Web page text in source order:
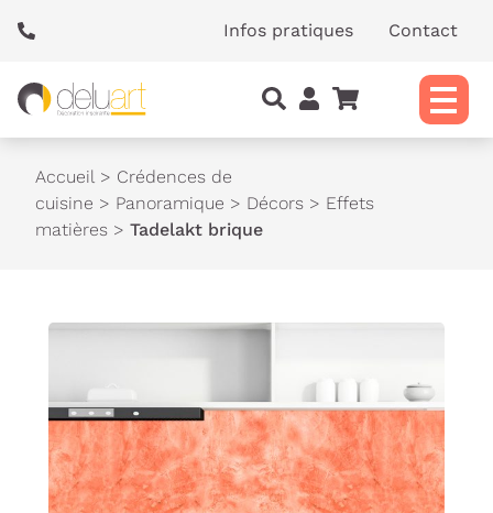
Infos pratiques Contact
Accueil > Crédences de
cuisine > Panoramique > Décors > Effets
matières > Tadelakt brique